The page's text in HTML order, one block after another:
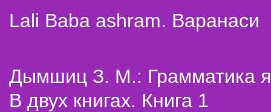
Lali Baba ashram. Варанаси
Дымшиц З. М.: Грамматика
В двух книгах. Книга 1